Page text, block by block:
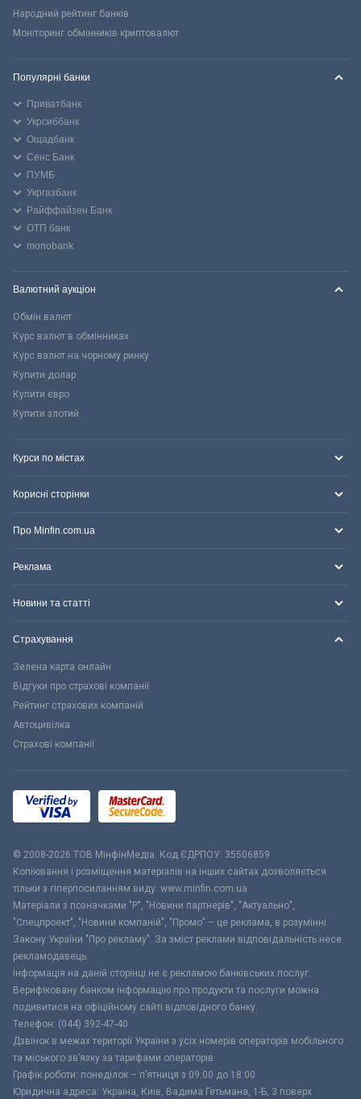
Народний рейтинг банків
Моніторинг обмінників криптовалют
Популярні банки
Приватбанк
Укрсиббанк
Ощадбанк
Сенс Банк
ПУМБ
Укргазбанк
Райффайзен Банк
ОТП банк
monobank
Валютний аукціон
Обмін валют
Курс валют в обмінниках
Курс валют на чорному ринку
Купити долар
Купити євро
Купити злотий
Курси по містах
Корисні сторінки
Про Minfin.com.ua
Реклама
Новини та статті
Страхування
Зелена карта онлайн
Відгуки про страхові компанії
Рейтинг страхових компаній
Автоцивілка
Страхові компанії
© 2008-2026 ТОВ МiнфiнМедiа. Код ЄДРПОУ: 35506859
Копіювання і розміщення матеріалів на інших сайтах дозволяється
тільки з гіперпосиланням виду: www.minfin.com.ua
Матеріали з позначками "Р", "Новини партнерів", "Актуально",
"Спецпроект", "Новини компаній", "Промо" – це реклама, в розумінні
Закону України "Про рекламу". За зміст реклами відповідальність несе
рекламодавець.
Інформація на даній сторінці не є рекламою банківських послуг.
Верифіковану банком інформацію про продукти та послуги можна
подивитися на офіційному сайті відповідного банку.
Телефон: (044) 392-47-40
Дзвінок в межах території України з усіх номерів операторів мобільного
та міського зв’язку за тарифами операторів
Графік роботи: понеділок – п’ятниця з 09:00 до 18:00
Юридична адреса: Україна, Київ, Вадима Гетьмана, 1-Б, 3 поверх